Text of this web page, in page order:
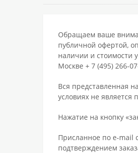
Обращаем ваше
публичной офертой,
наличии и стоимости
Москве + 7 (495) 266-
Вся представленная
условиях не является
Нажатие на кнопку
Присланное по e-mail
подтверждением